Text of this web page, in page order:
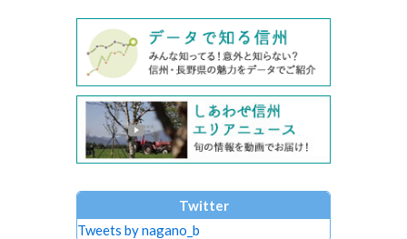
Twitter
Tweets by nagano_b